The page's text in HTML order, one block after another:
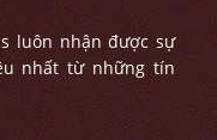
luôn nhận được sự
nhất từ những tín